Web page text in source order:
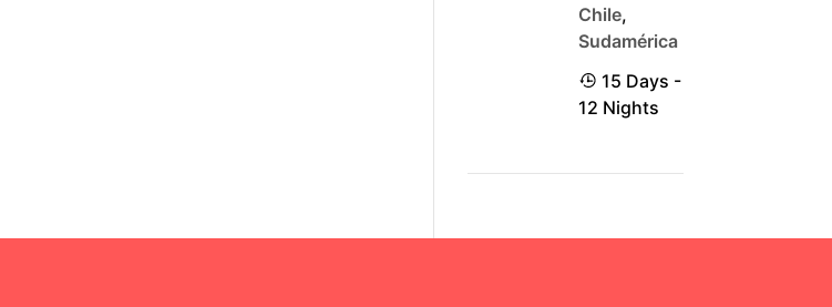
Chile,
Sudamérica
15 Days -
12 Nights